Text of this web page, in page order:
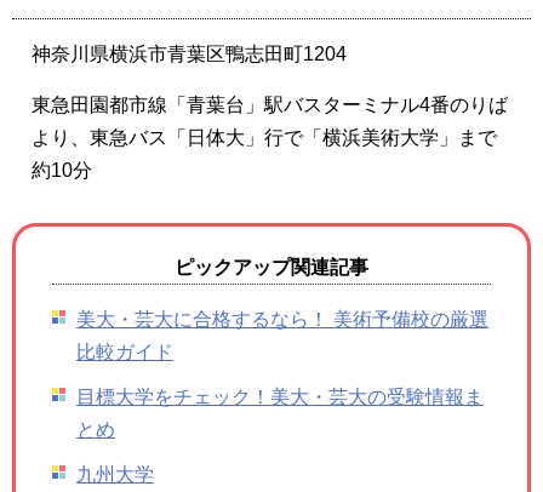
神奈川県横浜市青葉区鴨志田町1204
東急田園都市線「青葉台」駅バスターミナル4番のりば
より、東急バス「日体大」行で「横浜美術大学」まで
約10分
ピックアップ関連記事
美大・芸大に合格するなら！ 美術予備校の厳選
比較ガイド
目標大学をチェック！美大・芸大の受験情報ま
とめ
九州大学